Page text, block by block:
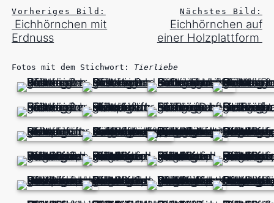
Vorheriges Bild:
Eichhörnchen mit
Erdnuss
Nächstes Bild:
Eichhörnchen auf
einer Holzplattform
Fotos mit dem Stichwort: Tierliebe